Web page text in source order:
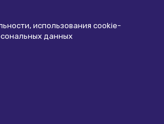
использования сookie-
данных